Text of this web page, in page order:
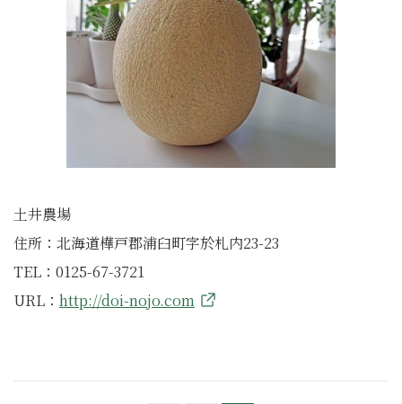
土井農場
住所：北海道樺戸郡浦臼町字於札内23-23
TEL：0125-67-3721
URL： http://doi-nojo.com